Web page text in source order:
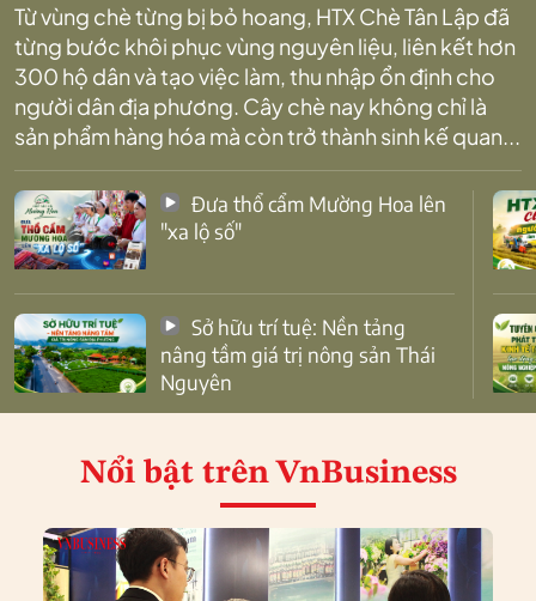
Từ vùng chè từng bị bỏ hoang, HTX Chè Tân Lập đã
từng bước khôi phục vùng nguyên liệu, liên kết hơn
300 hộ dân và tạo việc làm, thu nhập ổn định cho
người dân địa phương. Cây chè nay không chỉ là
sản phẩm hàng hóa mà còn trở thành sinh kế quan...
"xa lộ số"
nâng tầm giá trị nông sản Thái
Nguyên
Nổi bật trên VnBusiness